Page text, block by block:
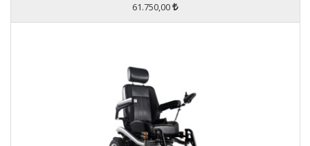
61.750,00